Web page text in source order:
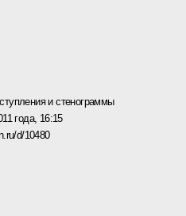
и стенограммы
года, 16:15
d/10480